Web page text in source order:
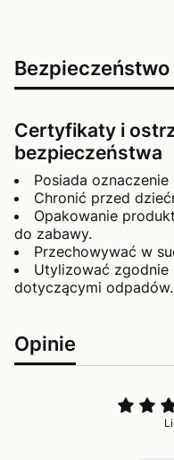
Certyfikaty i
bezpieczeństwa
Posiada
Chronić przed
Opakowanie
do zabawy.
Przechowywać w
Utylizować zgodnie
dotyczącymi odpadów.
Opinie